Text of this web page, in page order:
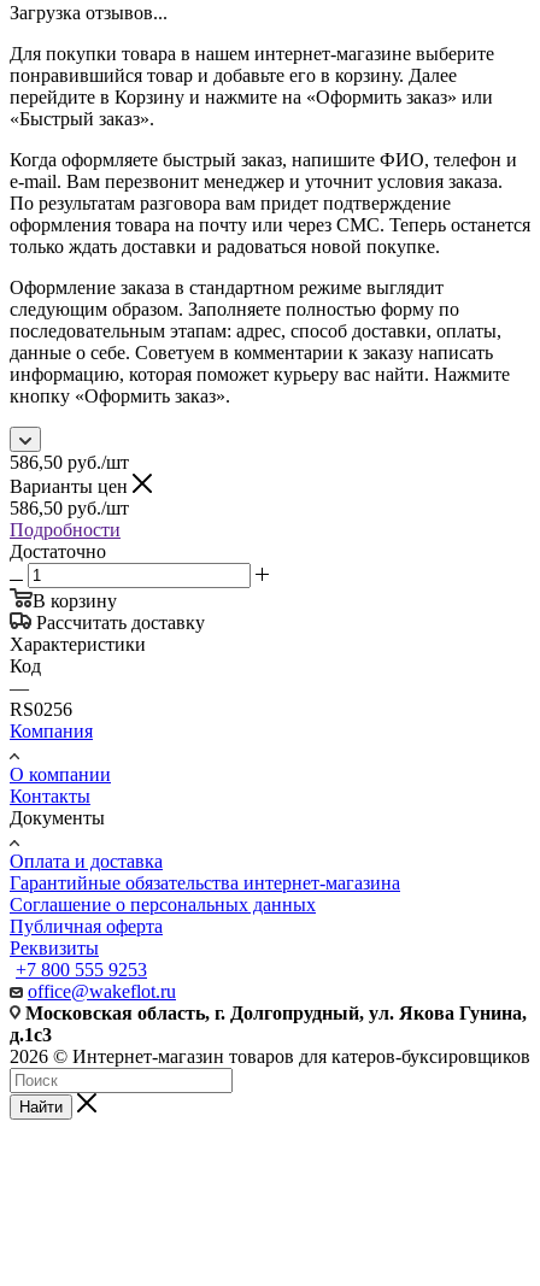
Загрузка отзывов...
Для покупки товара в нашем интернет-магазине выберите
понравившийся товар и добавьте его в корзину. Далее
перейдите в Корзину и нажмите на «Оформить заказ» или
«Быстрый заказ».
Когда оформляете быстрый заказ, напишите ФИО, телефон и
e-mail. Вам перезвонит менеджер и уточнит условия заказа.
По результатам разговора вам придет подтверждение
оформления товара на почту или через СМС. Теперь останется
только ждать доставки и радоваться новой покупке.
Оформление заказа в стандартном режиме выглядит
следующим образом. Заполняете полностью форму по
последовательным этапам: адрес, способ доставки, оплаты,
данные о себе. Советуем в комментарии к заказу написать
информацию, которая поможет курьеру вас найти. Нажмите
кнопку «Оформить заказ».
586,50 руб./шт
Варианты цен
586,50 руб./шт
Подробности
Достаточно
В корзину
Рассчитать доставку
Характеристики
Код
—
RS0256
Компания
О компании
Контакты
Документы
Оплата и доставка
Гарантийные обязательства интернет-магазина
Соглашение о персональных данных
Публичная оферта
Реквизиты
+7 800 555 9253
office@wakeflot.ru
Московская область, г. Долгопрудный, ул. Якова Гунина,
д.1с3
2026 © Интернет-магазин товаров для катеров-буксировщиков
Найти